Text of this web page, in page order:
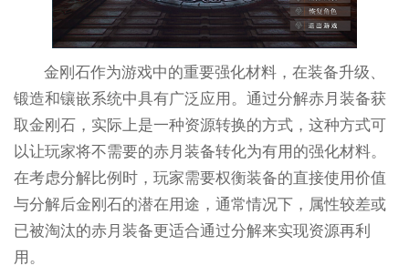
金刚石作为游戏中的重要强化材料，在装备升级、
锻造和镶嵌系统中具有广泛应用。通过分解赤月装备获
取金刚石，实际上是一种资源转换的方式，这种方式可
以让玩家将不需要的赤月装备转化为有用的强化材料。
在考虑分解比例时，玩家需要权衡装备的直接使用价值
与分解后金刚石的潜在用途，通常情况下，属性较差或
已被淘汰的赤月装备更适合通过分解来实现资源再利
用。